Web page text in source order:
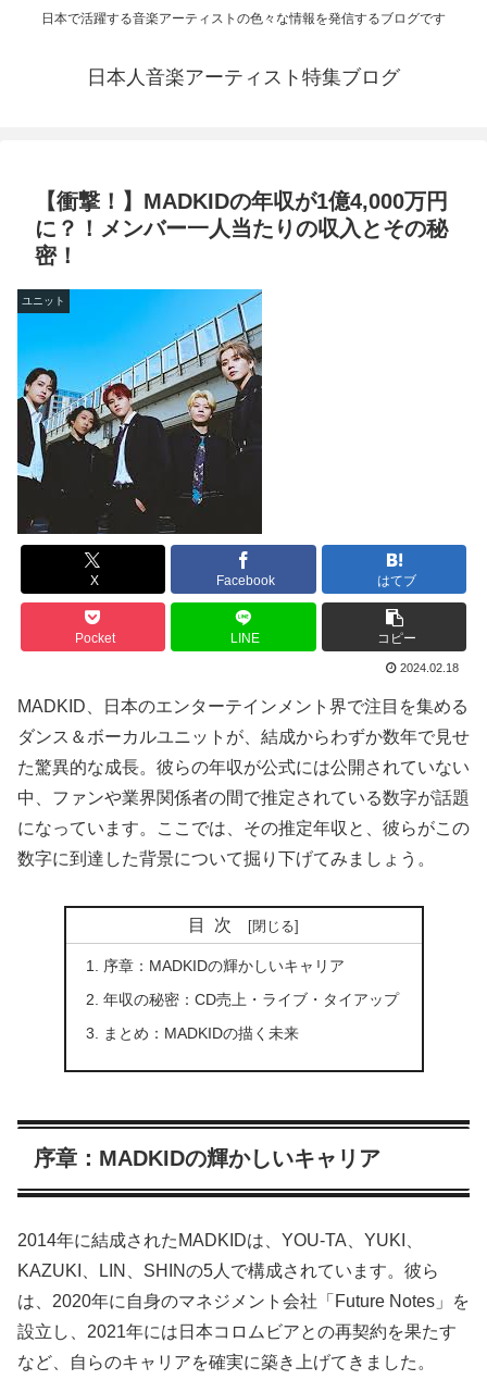
日本で活躍する音楽アーティストの色々な情報を発信するブログです
日本人音楽アーティスト特集ブログ
【衝撃！】MADKIDの年収が1億4,000万円
に？！メンバー一人当たりの収入とその秘
密！
ユニット
X Facebook はてブ
Pocket LINE コピー
2024.02.18
MADKID、日本のエンターテインメント界で注目を集める
ダンス＆ボーカルユニットが、結成からわずか数年で見せ
た驚異的な成長。彼らの年収が公式には公開されていない
中、ファンや業界関係者の間で推定されている数字が話題
になっています。ここでは、その推定年収と、彼らがこの
数字に到達した背景について掘り下げてみましょう。
目次
序章：MADKIDの輝かしいキャリア
年収の秘密：CD売上・ライブ・タイアップ
まとめ：MADKIDの描く未来
序章：MADKIDの輝かしいキャリア
2014年に結成されたMADKIDは、YOU-TA、YUKI、
KAZUKI、LIN、SHINの5人で構成されています。彼ら
は、2020年に自身のマネジメント会社「Future Notes」を
設立し、2021年には日本コロムビアとの再契約を果たす
など、自らのキャリアを確実に築き上げてきました。